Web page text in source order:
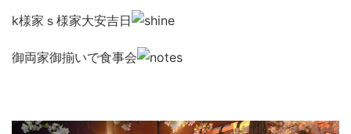
k様家ｓ様家大安吉日
御両家御揃いで食事会